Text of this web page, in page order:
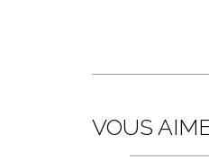
VOUS